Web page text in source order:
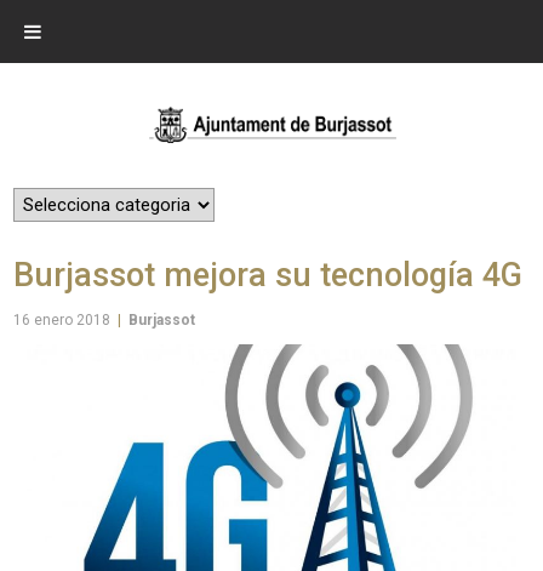
Burjassot mejora su tecnología 4G
16 enero 2018 Burjassot